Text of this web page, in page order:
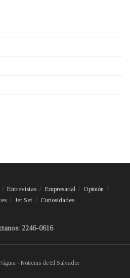
Entrevistas Empresarial
Opinión
Jet Set Curiosidades
2246-0616
- Noticias de El Salvador